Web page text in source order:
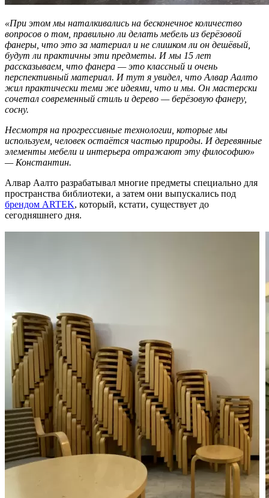
«При этом мы наталкивались на бесконечное количество
вопросов о том, правильно ли делать мебель из берёзовой
фанеры, что это за материал и не слишком ли он дешёвый,
будут ли практичны эти предметы. И мы 15 лет
рассказываем, что фанера — это классный и очень
перспективный материал. И тут я увидел, что Алвар Аалто
жил практически теми же идеями, что и мы. Он мастерски
сочетал современный стиль и дерево — берёзовую фанеру,
сосну.
Несмотря на прогрессивные технологии, которые мы
используем, человек остаётся частью природы. И деревянные
элементы мебели и интерьера отражают эту философию»
— Константин.
Алвар Аалто разрабатывал многие предметы специально для
пространства библиотеки, а затем они выпускались под
брендом ARTEK, который, кстати, существует до
сегодняшнего дня.